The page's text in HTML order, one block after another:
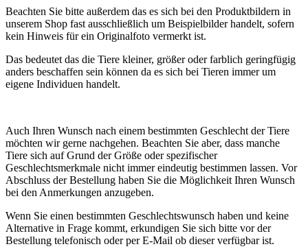
Beachten Sie bitte außerdem das es sich bei den Produktbildern in
unserem Shop fast ausschließlich um Beispielbilder handelt, sofern
kein Hinweis für ein Originalfoto vermerkt ist.
Das bedeutet das die Tiere kleiner, größer oder farblich geringfügig
anders beschaffen sein können da es sich bei Tieren immer um
eigene Individuen handelt.
Auch Ihren Wunsch nach einem bestimmten Geschlecht der Tiere
möchten wir gerne nachgehen. Beachten Sie aber, dass manche
Tiere sich auf Grund der Größe oder spezifischer
Geschlechtsmerkmale nicht immer eindeutig bestimmen lassen. Vor
Abschluss der Bestellung haben Sie die Möglichkeit Ihren Wunsch
bei den Anmerkungen anzugeben.
Wenn Sie einen bestimmten Geschlechtswunsch haben und keine
Alternative in Frage kommt, erkundigen Sie sich bitte vor der
Bestellung telefonisch oder per E-Mail ob dieser verfügbar ist.